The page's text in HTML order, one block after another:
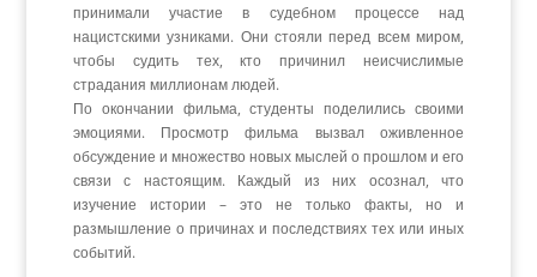
принимали участие в судебном процессе над
нацистскими узниками. Они стояли перед всем миром,
чтобы судить тех, кто причинил неисчислимые
страдания миллионам людей.
По окончании фильма, студенты поделились своими
эмоциями. Просмотр фильма вызвал оживленное
обсуждение и множество новых мыслей о прошлом и его
связи с настоящим. Каждый из них осознал, что
изучение истории – это не только факты, но и
размышление о причинах и последствиях тех или иных
событий.